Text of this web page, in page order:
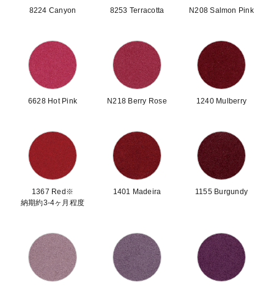
8224 Canyon 8253 Terracotta N208 Salmon Pink
6628 Hot Pink N218 Berry Rose 1240 Mulberry
1367 Red※
納期約3-4ヶ月程度
1401 Madeira 1155 Burgundy